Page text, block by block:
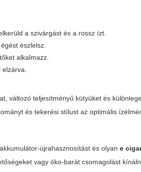
a szivárgást és a rossz ízt.
észlelsz.
alkalmazz.
változó teljesítményű kütyüket és
és tekerési stílust az optimális
újrahasznosítást és olyane
vagy öko-barát csomagolást